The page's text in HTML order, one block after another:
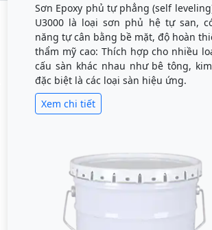
Sơn Epoxy phủ tự phẳng (self
U3000 là loại sơn phủ hệ tự san,
năng tự cân bằng bề mặt, độ hoàn
thẩm mỹ cao: Thích hợp cho nhiều
cấu sàn khác nhau như bê tông,
đặc biệt là các loại sàn hiệu ứng.
Xem chi tiết